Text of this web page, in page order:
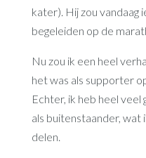
kater). Hij zou vandaag
begeleiden op de
Nu zou ik een heel
het was als supporter
Echter, ik heb heel
als buitenstaander, wat
delen.